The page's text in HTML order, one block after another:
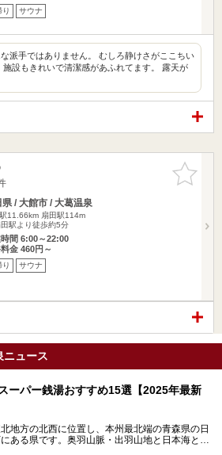
り サウナ
派手ではありません。 むしろ静けさがここちい
施設もきれいで清潔感があふれてます。 露天が
お気に入
りに追加
県 / 大館市 / 大葛温泉
11.66km 扇田駅114m
駅より徒歩約5分
間 6:00～22:00
金 460円～
り サウナ
ニュース
ーパー銭湯おすすめ15選【2025年最新
地方の北西に位置し、本州最北端の青森県の日
ある県です。奥羽山脈・出羽山地と日本海とい